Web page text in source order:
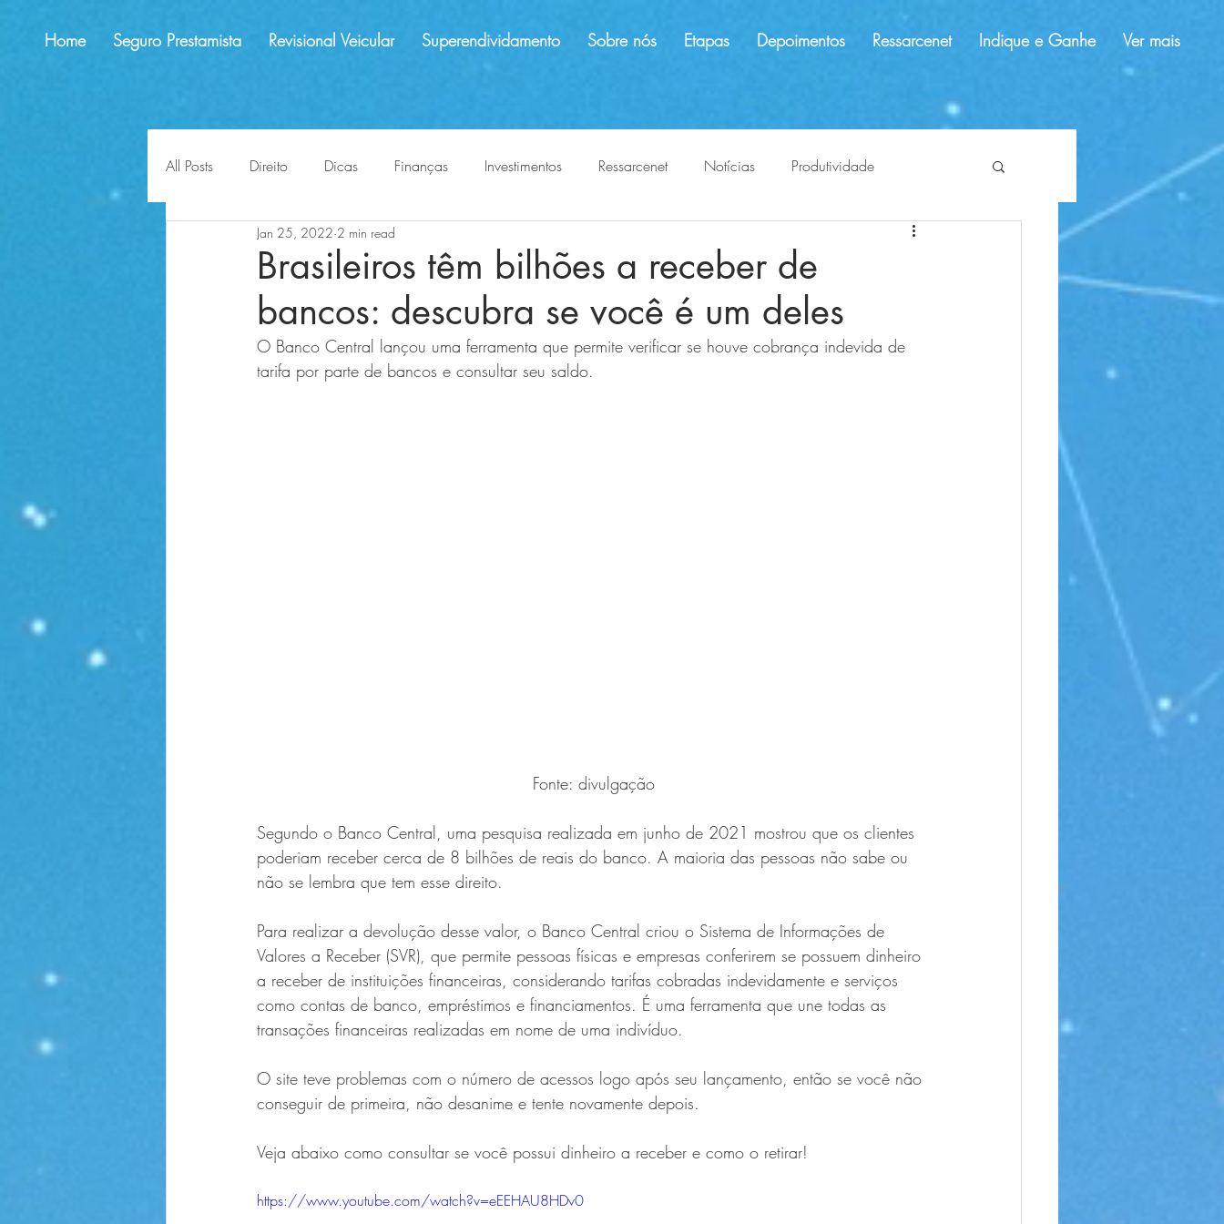
Home Seguro Prestamista Revisional Veicular Superendividamento Sobre nós Etapas Depoimentos Ressarcenet Indique e Ganhe Ver mais
All Posts Direito Dicas Finanças Investimentos Ressarcenet Notícias Produtividade
educação financeira lligações indevidas tendências
perspectivas
Brasileiros têm bilhões a receber de
bancos: descubra se você é um deles
Jan 25, 2022 2 min read
O Banco Central lançou uma ferramenta que permite verificar se houve cobrança indevida de
tarifa por parte de bancos e consultar seu saldo.
Fonte: divulgação
Segundo o Banco Central, uma pesquisa realizada em junho de 2021 mostrou que os clientes
poderiam receber cerca de 8 bilhões de reais do banco. A maioria das pessoas não sabe ou
não se lembra que tem esse direito.
Para realizar a devolução desse valor, o Banco Central criou o Sistema de Informações de
Valores a Receber (SVR), que permite pessoas físicas e empresas conferirem se possuem dinheiro
a receber de instituições financeiras, considerando tarifas cobradas indevidamente e serviços
como contas de banco, empréstimos e financiamentos. É uma ferramenta que une todas as
transações financeiras realizadas em nome de uma indivíduo.
O site teve problemas com o número de acessos logo após seu lançamento, então se você não
conseguir de primeira, não desanime e tente novamente depois.
Veja abaixo como consultar se você possui dinheiro a receber e como o retirar!
https://www.youtube.com/watch?v=eEEHAU8HDv0